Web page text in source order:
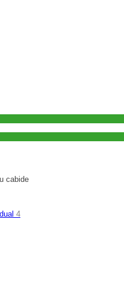
cabide
4